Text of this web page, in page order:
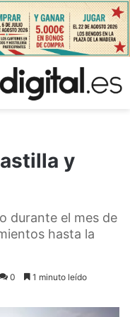
y
durante el mes de
hasta la
0 1 minuto leído